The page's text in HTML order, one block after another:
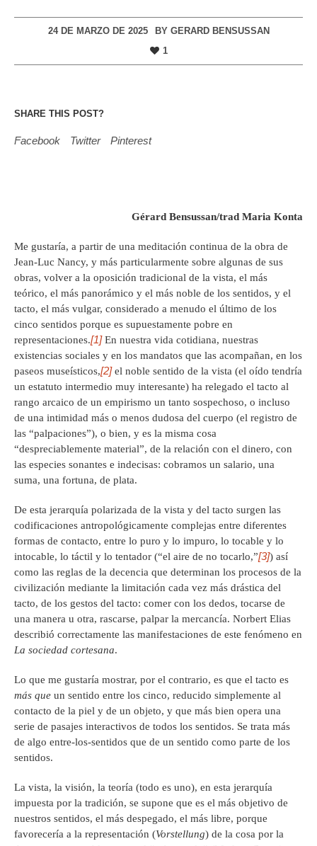
24 DE MARZO DE 2025 BY GERARD BENSUSSAN
1
SHARE THIS POST?
Facebook Twitter Pinterest
Gérard Bensussan/trad Maria Konta
Me gustaría, a partir de una meditación continua de la obra de
Jean-Luc Nancy, y más particularmente sobre algunas de sus
obras, volver a la oposición tradicional de la vista, el más
teórico, el más panorámico y el más noble de los sentidos, y el
tacto, el más vulgar, considerado a menudo el último de los
cinco sentidos porque es supuestamente pobre en
representaciones.[1]En nuestra vida cotidiana, nuestras
existencias sociales y en los mandatos que las acompañan, en los
paseos museísticos,[2]el noble sentido de la vista (el oído tendría
un estatuto intermedio muy interesante) ha relegado el tacto al
rango arcaico de un empirismo un tanto sospechoso, o incluso
de una intimidad más o menos dudosa del cuerpo (el registro de
las “palpaciones”), o bien, y es la misma cosa
“despreciablemente material”, de la relación con el dinero, con
las especies sonantes e indecisas: cobramos un salario, una
suma, una fortuna, de plata.
De esta jerarquía polarizada de la vista y del tacto surgen las
codificaciones antropológicamente complejas entre diferentes
formas de contacto, entre lo puro y lo impuro, lo tocable y lo
intocable, lo táctil y lo tentador (“el aire de no tocarlo,”[3]) así
como las reglas de la decencia que determinan los procesos de la
civilización mediante la limitación cada vez más drástica del
tacto, de los gestos del tacto: comer con los dedos, tocarse de
una manera u otra, rascarse, palpar la mercancía. Norbert Elias
describió correctamente las manifestaciones de este fenómeno en
La sociedad cortesana.
Lo que me gustaría mostrar, por el contrario, es que el tacto es
más que un sentido entre los cinco, reducido simplemente al
contacto de la piel y de un objeto, y que más bien opera una
serie de pasajes interactivos de todos los sentidos. Se trata más
de algo entre-los-sentidos que de un sentido como parte de los
sentidos.
La vista, la visión, la teoría (todo es uno), en esta jerarquía
impuesta por la tradición, se supone que es el más objetivo de
nuestros sentidos, el más despegado, el más libre, porque
favorecería a la representación (Vorstellung) de la cosa por la